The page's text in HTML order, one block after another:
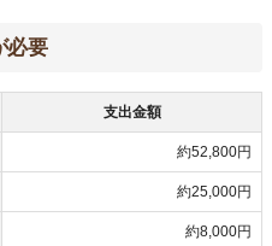
必要
支出金額
約52,800円
約25,000円
約8,000円